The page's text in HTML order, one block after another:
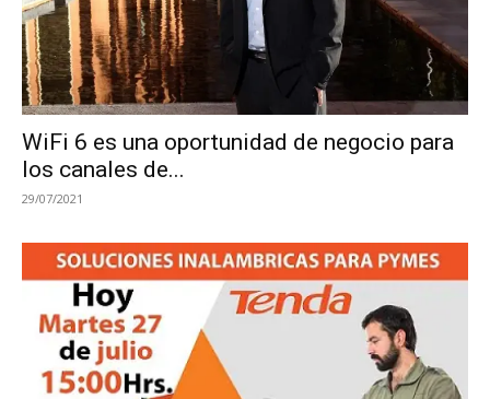
WiFi 6 es una oportunidad de negocio para
los canales de...
29/07/2021